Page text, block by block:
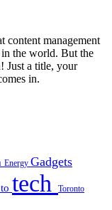
content management
in the world. But the
Just a title, your
in.
Energy Gadgets
tech Toronto